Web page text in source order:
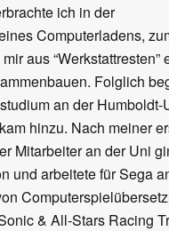
ich in der
Computerladens,
aus “Werkstattresten”
Folglich
an der Humboldt-
hinzu. Nach meiner
Mitarbeiter an der Uni
und arbeitete für Sega
& All-Stars Racing